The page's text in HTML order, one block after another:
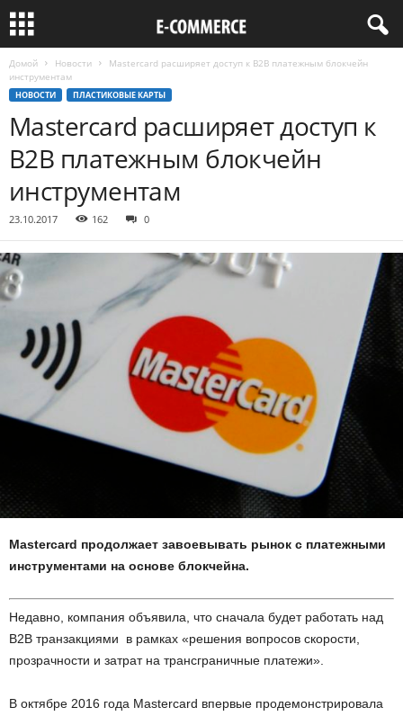
Домой Новости
Mastercard расширяет доступ к B2B платежным блокчейн
инструментам
НОВОСТИ ПЛАСТИКОВЫЕ КАРТЫ
Mastercard расширяет доступ к
B2B платежным блокчейн
инструментам
23.10.2017 162 0
Mastercard продолжает завоевывать рынок с платежными
инструментами на основе блокчейна.
Недавно, компания объявила, что сначала будет работать над
В2В транзакциями в рамках «решения вопросов скорости,
прозрачности и затрат на трансграничные платежи».
В октябре 2016 года Mastercard впервые продемонстрировала